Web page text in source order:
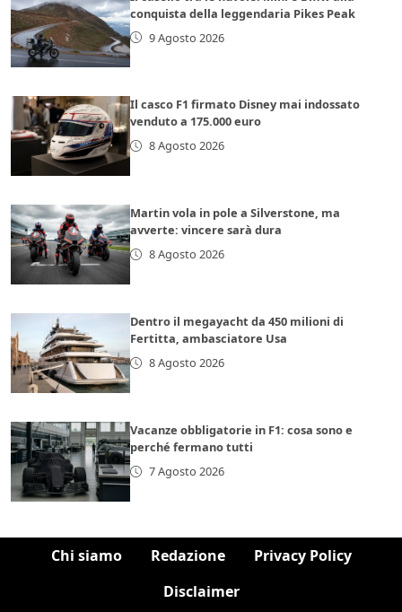
conquista della leggendaria Pikes Peak
9 Agosto 2026
Il casco F1 firmato Disney mai indossato
venduto a 175.000 euro
8 Agosto 2026
Martin vola in pole a Silverstone, ma
avverte: vincere sarà dura
8 Agosto 2026
Dentro il megayacht da 450 milioni di
Fertitta, ambasciatore Usa
8 Agosto 2026
Vacanze obbligatorie in F1: cosa sono e
perché fermano tutti
7 Agosto 2026
Chi siamo Redazione
Privacy Policy
Disclaimer